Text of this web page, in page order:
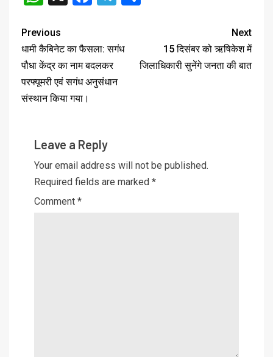
Previous
धामी कैबिनेट का फैसला: सगंध
पौधा केंद्र का नाम बदलकर
परफ्यूमरी एवं सगंध अनुसंधान
संस्थान किया गया।
Next
15 दिसंबर को ऋषिकेश में
जिलाधिकारी सुनेंगे जनता की बात
Leave a Reply
Your email address will not be published.
Required fields are marked *
Comment *